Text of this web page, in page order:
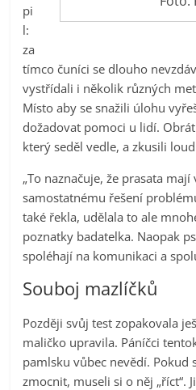
pi
l:
za
tímco čuníci se dlouho
vystřídali i několik různých
Místo aby se snažili úlohu
dožadovat pomoci u lidí.
který seděl vedle, a zkusili
„To naznačuje, že prasata
samostatnému řešení
také řekla, udělala to ale
poznatky badatelka. Naopak
spoléhají na komunikaci a
Souboj mazlíčků
Později svůj test zopakovala
maličko upravila. Páníčci
pamlsku vůbec nevědí. Pokud
zmocnit, museli si o něj „říct“.